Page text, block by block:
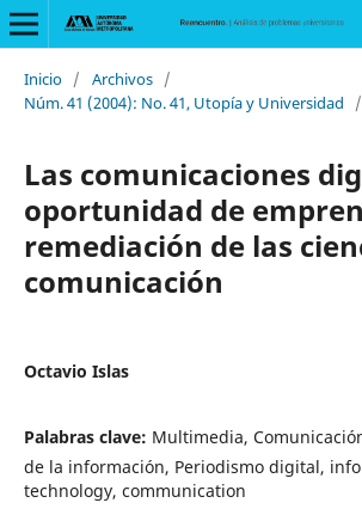
Inicio / Archivos /
Núm. 41 (2004): No. 41, Utopía y Universidad
/
Las comunicaciones
oportunidad de
remediación de las
comunicación
Octavio Islas
Palabras clave: Multimedia,
de la información, Periodismo digital,
technology, communication